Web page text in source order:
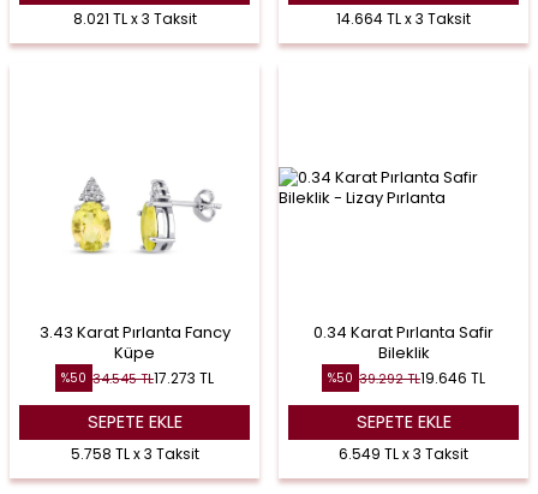
8.021 TL x 3 Taksit 14.664 TL x 3 Taksit
3.43 Karat Pırlanta Fancy
Küpe
%50 34.545TL17.273 TL
SEPETE EKLE
5.758 TL x 3 Taksit
0.34 Karat Pırlanta Safir
Bileklik
%50 39.292TL19.646 TL
SEPETE EKLE
6.549 TL x 3 Taksit